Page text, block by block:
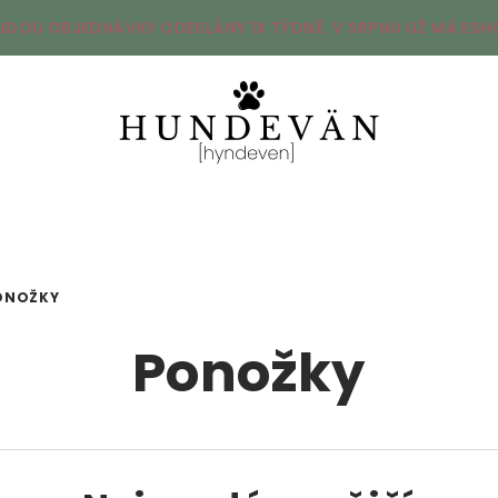
OBJEDNÁVKY ODESLÁNY 1X TÝDNĚ. V SRPNU UŽ MÁ
Ponožky